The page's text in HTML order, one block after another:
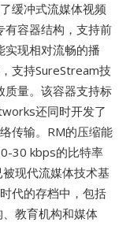
缓冲式流媒体视频
有容器结构，支持前
实现相对流畅的播
支持SureStream技
质量。该容器支持标
还同时开发了
传输。RM的压缩能
30 kbps的比特率
现代流媒体技术基
代的存档中，包括
教育机构和媒体